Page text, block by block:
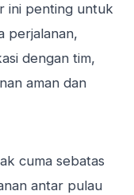
ini penting untuk
perjalanan,
dengan tim,
aman dan
cuma sebatas
antar pulau